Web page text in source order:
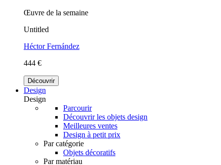
Œuvre de la semaine
Untitled
Héctor Fernández
444 €
Découvrir
Design
Design
Parcourir
Découvrir les objets design
Meilleures ventes
Design à petit prix
Par catégorie
Objets décoratifs
Par matériau